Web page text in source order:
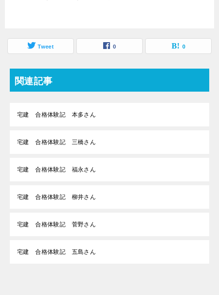
Tweet 0 0
関連記事
宅建 合格体験記 本多さん
宅建 合格体験記 三橋さん
宅建 合格体験記 福永さん
宅建 合格体験記 柳井さん
宅建 合格体験記 菅野さん
宅建 合格体験記 五島さん